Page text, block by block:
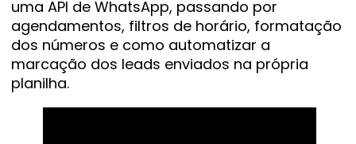
uma API de WhatsApp, passando por
agendamentos, filtros de horário, formatação
dos números e como automatizar a
marcação dos leads enviados na própria
planilha.